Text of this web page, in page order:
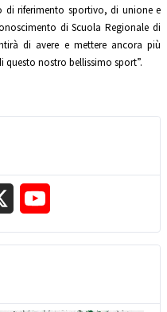
di riferimento sportivo, di unione e
di Scuola Regionale di
di avere e mettere ancora più
nostro bellissimo sport”.
o